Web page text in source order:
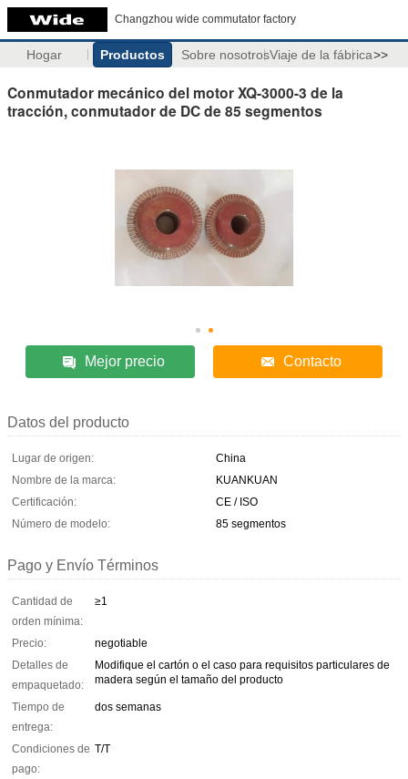
Changzhou wide commutator factory
Hogar Productos Sobre nosotrosViaje de la fábrica>>
Conmutador mecánico del motor XQ-3000-3 de la
tracción, conmutador de DC de 85 segmentos
Mejor precio Contacto
Datos del producto
Lugar de origen:
China
Nombre de la marca:
KUANKUAN
Certificación:
CE / ISO
Número de modelo:
85 segmentos
Pago y Envío Términos
Cantidad de
orden mínima:
≥1
Precio:
negotiable
Detalles de
empaquetado:
Modifique el cartón o el caso para requisitos particulares de
madera según el tamaño del producto
Tiempo de
entrega:
dos semanas
Condiciones de
pago:
T/T